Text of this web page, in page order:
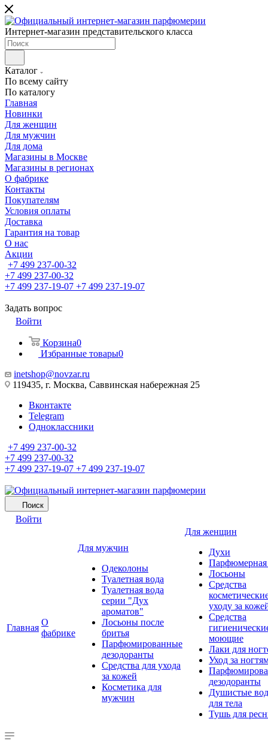
Интернет-магазин представительского класса
Каталог
По всему сайту
По каталогу
Главная
Новинки
Для женщин
Для мужчин
Для дома
Магазины в Москве
Магазины в регионах
О фабрике
Контакты
Покупателям
Условия оплаты
Доставка
Гарантия на товар
О нас
Акции
+7 499 237-00-32
+7 499 237-00-32
+7 499 237-19-07 +7 499 237-19-07
Задать вопрос
Войти
Корзина0
Избранные товары0
inetshop@novzar.ru
119435, г. Москва, Саввинская набережная 25
Вконтакте
Telegram
Одноклассники
+7 499 237-00-32
+7 499 237-00-32
+7 499 237-19-07 +7 499 237-19-07
Поиск
Войти
Главная
О
фабрике
Для мужчин
Одеколоны
Туалетная вода
Туалетная вода
серии "Дух
ароматов"
Лосьоны после
бритья
Парфюмированные
дезодоранты
Средства для ухода
за кожей
Косметика для
мужчин
Для женщин
Духи
Парфюмерная
Лосьоны
Средства
уходу за
Средства
моющие
Лаки для
Уход за
дезодоранты
Душистые
для тела
Тушь для